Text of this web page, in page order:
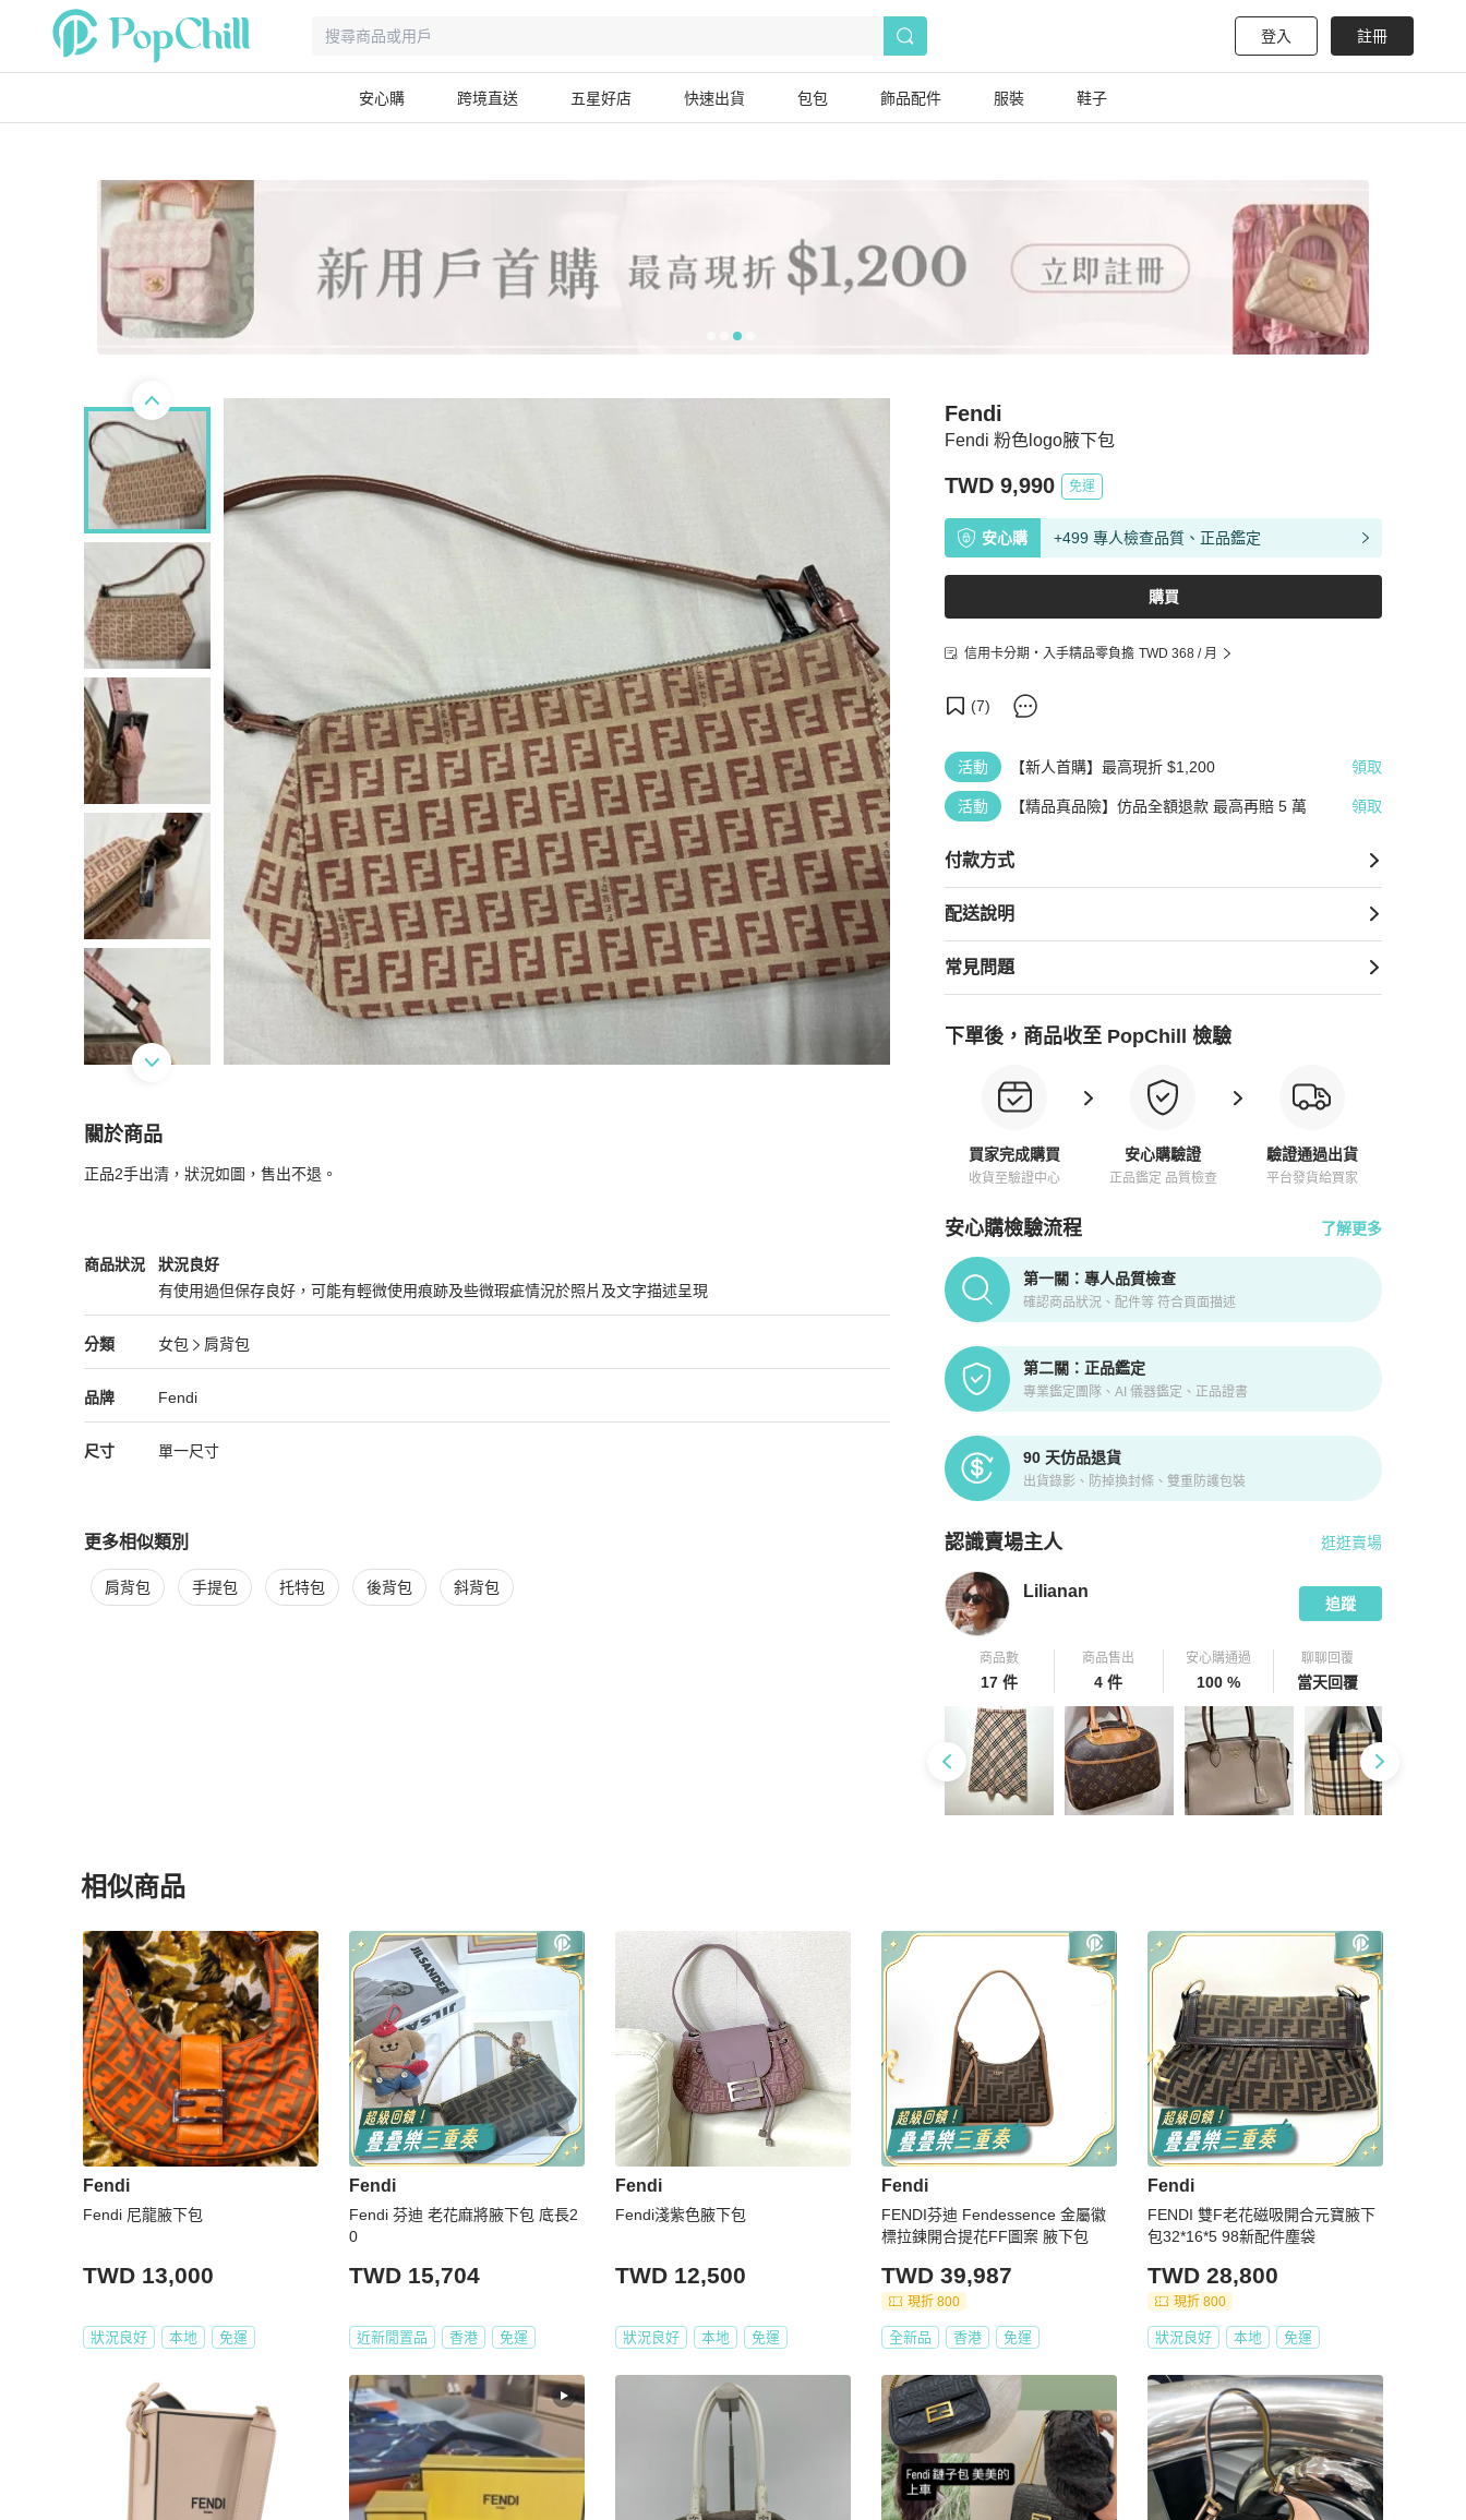
登入 註冊
安心購 跨境直送 五星好店 快速出貨 包包 飾品配件 服裝 鞋子
Fendi 粉色logo腋下包
Fendi
TWD 9,990 免運
安心購 +499 專人檢查品質、正品鑑定
購買
信用卡分期・入手精品零負擔 TWD 368 / 月
(7)
活動 【新人首購】最高現折 $1,200 領取
活動 【精品真品險】仿品全額退款 最高再賠 5 萬 領取
付款方式
配送說明
常見問題
下單後，商品收至 PopChill 檢驗
買家完成購買
收貨至驗證中心
安心購驗證
正品鑑定 品質檢查
驗證通過出貨
平台發貨給買家
安心購檢驗流程 了解更多
PopChill拍拍圈正品驗證、安心購檢驗流程介紹
第一關：專人品質檢查
確認商品狀況、配件等 符合頁面描述
第二關：正品鑑定
專業鑑定團隊、AI 儀器鑑定、正品證書
90 天仿品退貨
出貨錄影、防掉換封條、雙重防護包裝
認識賣場主人
PopChill 拍拍圈嚴選賣家
逛逛賣場
Lilianan
追蹤
商品數
17 件
商品售出
4 件
安心購通過
100 %
聊聊回覆
當天回覆
關於商品
關於Fendi 粉色logo腋下包商品詳情與購買須知
正品2手出清，狀況如圖，售出不退。
商品狀況
Fendi女包 商品狀態與細節
狀況良好
有使用過但保存良好，可能有輕微使用痕跡及些微瑕疵情況於照片及文字描述呈現
狀況良好
分類
Fendi 分類資訊
女包
肩背包
女包/肩背包推薦
品牌
Fendi 女包品牌介紹
Fendi
Fendi 推薦清單
尺寸 單一尺寸
更多相似類別
更多Fendi女包相似商品推薦
肩背包 手提包 托特包 後背包 斜背包
相似商品
更多相似Fendi女包推薦精品
Fendi
Fendi 尼龍腋下包
TWD 13,000
狀況良好 本地 免運
Fendi
Fendi 芬迪 老花麻將腋下包 底長2
0
TWD 15,704
近新閒置品 香港 免運
Fendi
Fendi淺紫色腋下包
TWD 12,500
狀況良好 本地 免運
Fendi
FENDI芬迪 Fendessence 金屬徽
標拉鍊開合提花FF圖案 腋下包
TWD 39,987
現折 800
全新品 香港 免運
Fendi
FENDI 雙F老花磁吸開合元寶腋下
包32*16*5 98新配件塵袋
TWD 28,800
現折 800
狀況良好 本地 免運